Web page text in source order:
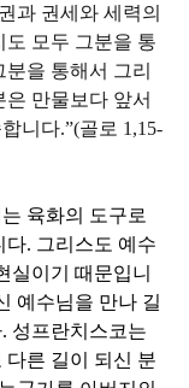
과 권세와 세력의
모두 그분을 통
분을 통해서 그리
은 만물보다 앞서
니다.”(골로 1,15-
육화의 도구로
다. 그리스도 예수
실이기 때문입니
예수님을 만나 길
. 성프란치스코는
른 길이 되신 분